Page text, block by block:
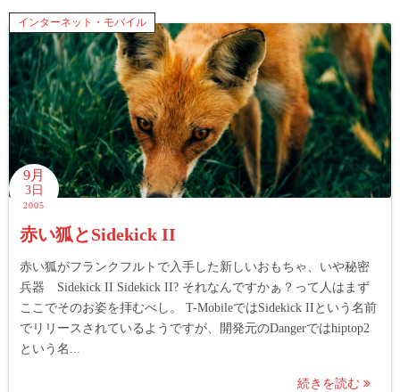
インターネット・モバイル
9月
3日
2005
赤い狐とSidekick II
赤い狐がフランクフルトで入手した新しいおもちゃ、いや秘密
兵器 Sidekick II Sidekick II? それなんですかぁ？って人はまず
ここでそのお姿を拝むべし。 T-MobileではSidekick IIという名前
でリリースされているようですが、開発元のDangerではhiptop2
という名...
続きを読む